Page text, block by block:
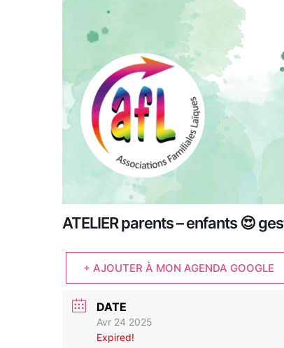
ATELIER parents – enfants 😍
+ AJOUTER À MON AGENDA GOOGLE
DATE
Avr 24 2025
Expired!